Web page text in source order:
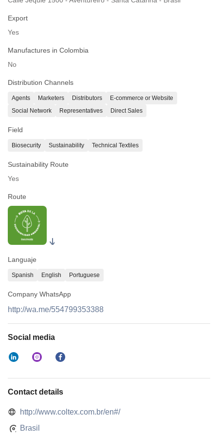
Export
Yes
Manufactures in Colombia
No
Distribution Channels
Agents Marketers Distributors
E-commerce or Website
Social Network
Representatives Direct Sales
Field
Biosecurity Sustainability Technical Textiles
Sustainability Route
Yes
Route
Languaje
Spanish English Portuguese
Company WhatsApp
http://wa.me/554799353388
Social media
Contact details
http://www.coltex.com.br/en#/
Brasil